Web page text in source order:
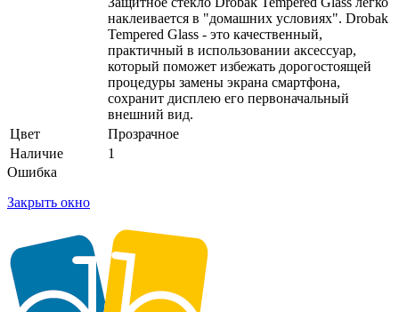
наклеивается в "домашних условиях". Drobak
Tempered Glass - это качественный,
практичный в использовании аксессуар,
который поможет избежать дорогостоящей
процедуры замены экрана смартфона,
сохранит дисплею его первоначальный
внешний вид.
Цвет
Прозрачное
Наличие
1
Ошибка
Закрыть окно